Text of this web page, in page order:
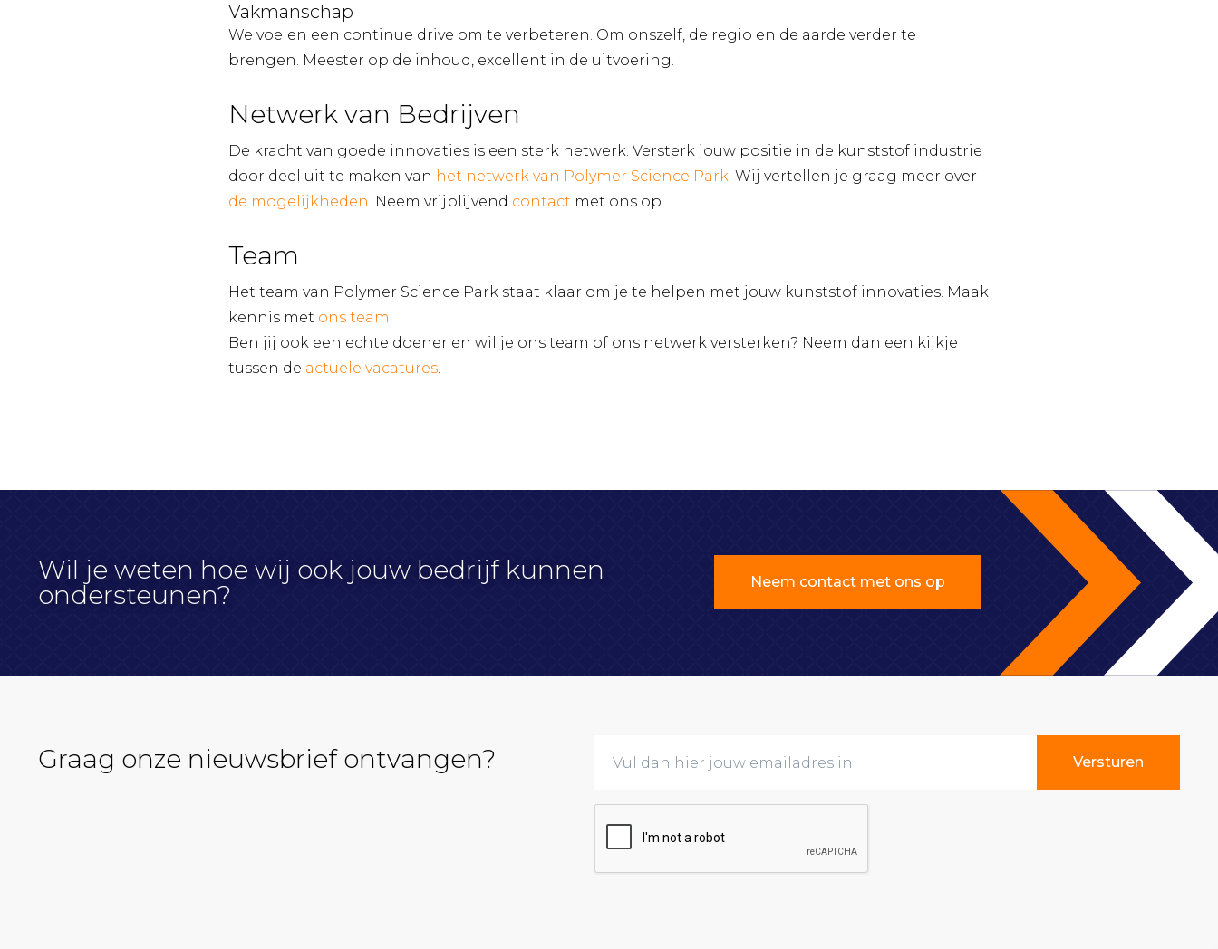
Vakmanschap
We voelen een continue drive om te verbeteren. Om onszelf, de regio en de aarde verder te
brengen. Meester op de inhoud, excellent in de uitvoering.
Netwerk van Bedrijven
De kracht van goede innovaties is een sterk netwerk. Versterk jouw positie in de kunststof industrie
door deel uit te maken van het netwerk van Polymer Science Park. Wij vertellen je graag meer over
de mogelijkheden. Neem vrijblijvend contact met ons op.
Team
Het team van Polymer Science Park staat klaar om je te helpen met jouw kunststof innovaties. Maak
kennis met ons team.
Ben jij ook een echte doener en wil je ons team of ons netwerk versterken? Neem dan een kijkje
tussen de actuele vacatures.
Wil je weten hoe wij ook jouw bedrijf kunnen
ondersteunen?
Neem contact met ons op
Graag onze nieuwsbrief ontvangen?